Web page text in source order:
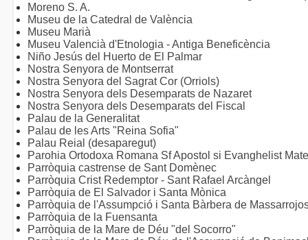
Moreno S. A.
Museu de la Catedral de València
Museu Marià
Museu Valencià d'Etnologia - Antiga Beneficència
Niño Jesús del Huerto de El Palmar
Nostra Senyora de Montserrat
Nostra Senyora del Sagrat Cor (Orriols)
Nostra Senyora dels Desemparats de Nazaret
Nostra Senyora dels Desemparats del Fiscal
Palau de la Generalitat
Palau de les Arts "Reina Sofia"
Palau Reial (desaparegut)
Parohia Ortodoxa Romana Sf Apostol si Evanghelist
Parròquia castrense de Sant Domènec
Parròquia Crist Redemptor - Sant Rafael Arcàngel
Parròquia de El Salvador i Santa Mònica
Parròquia de l'Assumpció i Santa Bàrbera de
Parròquia de la Fuensanta
Parròquia de la Mare de Déu "del Socorro"